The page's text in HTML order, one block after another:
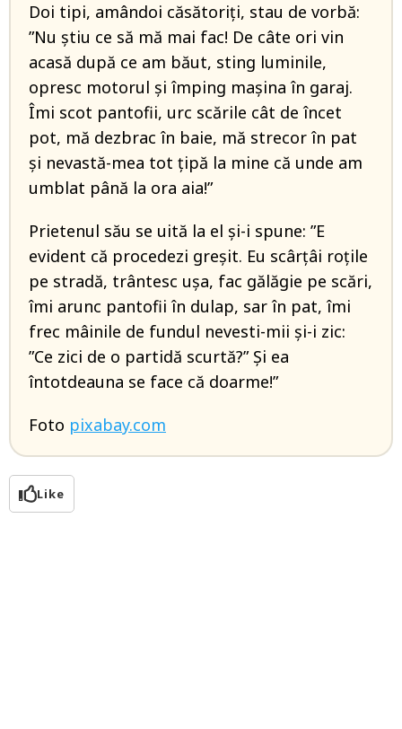
Doi tipi, amândoi căsătoriţi, stau de vorbă:
”Nu ştiu ce să mă mai fac! De câte ori vin
acasă după ce am băut, sting luminile,
opresc motorul şi împing maşina în garaj.
Îmi scot pantofii, urc scările cât de încet
pot, mă dezbrac în baie, mă strecor în pat
şi nevastă-mea tot ţipă la mine că unde am
umblat până la ora aia!”
Prietenul său se uită la el şi-i spune: ”E
evident că procedezi greşit. Eu scârţâi roţile
pe stradă, trântesc uşa, fac gălăgie pe scări,
îmi arunc pantofii în dulap, sar în pat, îmi
frec mâinile de fundul nevesti-mii şi-i zic:
”Ce zici de o partidă scurtă?” Şi ea
întotdeauna se face că doarme!”
Foto pixabay.com
Like